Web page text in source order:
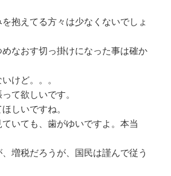
抱えてる方々は少なくないでしょ
なおす切っ掛けになった事は確か
けど。。。
て欲しいです。
しいですね。
いても、歯がゆいですよ。本当
増税だろうが、国民は謹んで従う